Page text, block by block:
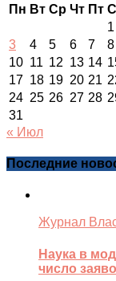
Пн Вт Ср Чт Пт
1
3
4 5 6 7 8
10 11 12 13 14
17 18 19 20 21
24 25 26 27 28
31
« Июл
Последние
Журнал
Наука в
число